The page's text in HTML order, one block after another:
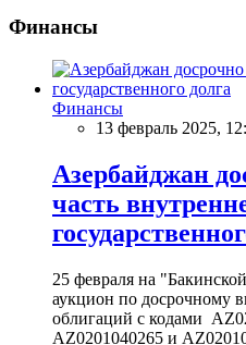
Финансы
Финансы
13 февраль 2025,
Азербайджан
часть
25 февраля на
аукцион по досрочному
облигаций с кодами
AZ0201040265 и